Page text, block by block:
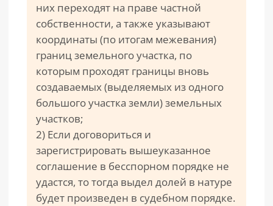
них переходят на праве частной
собственности, а также указывают
координаты (по итогам межевания)
границ земельного участка, по
которым проходят границы вновь
создаваемых (выделяемых из одного
большого участка земли) земельных
участков;
2) Если договориться и
зарегистрировать вышеуказанное
соглашение в бесспорном порядке не
удастся, то тогда выдел долей в натуре
будет произведен в судебном порядке.